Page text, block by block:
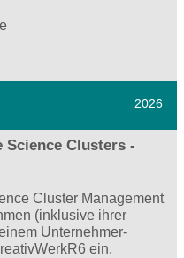
2026
Science Clusters -
Cluster Management
(inklusive ihrer
Unternehmer-
ein.